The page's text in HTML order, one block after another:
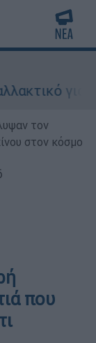
για
τον
στον κόσμο
που